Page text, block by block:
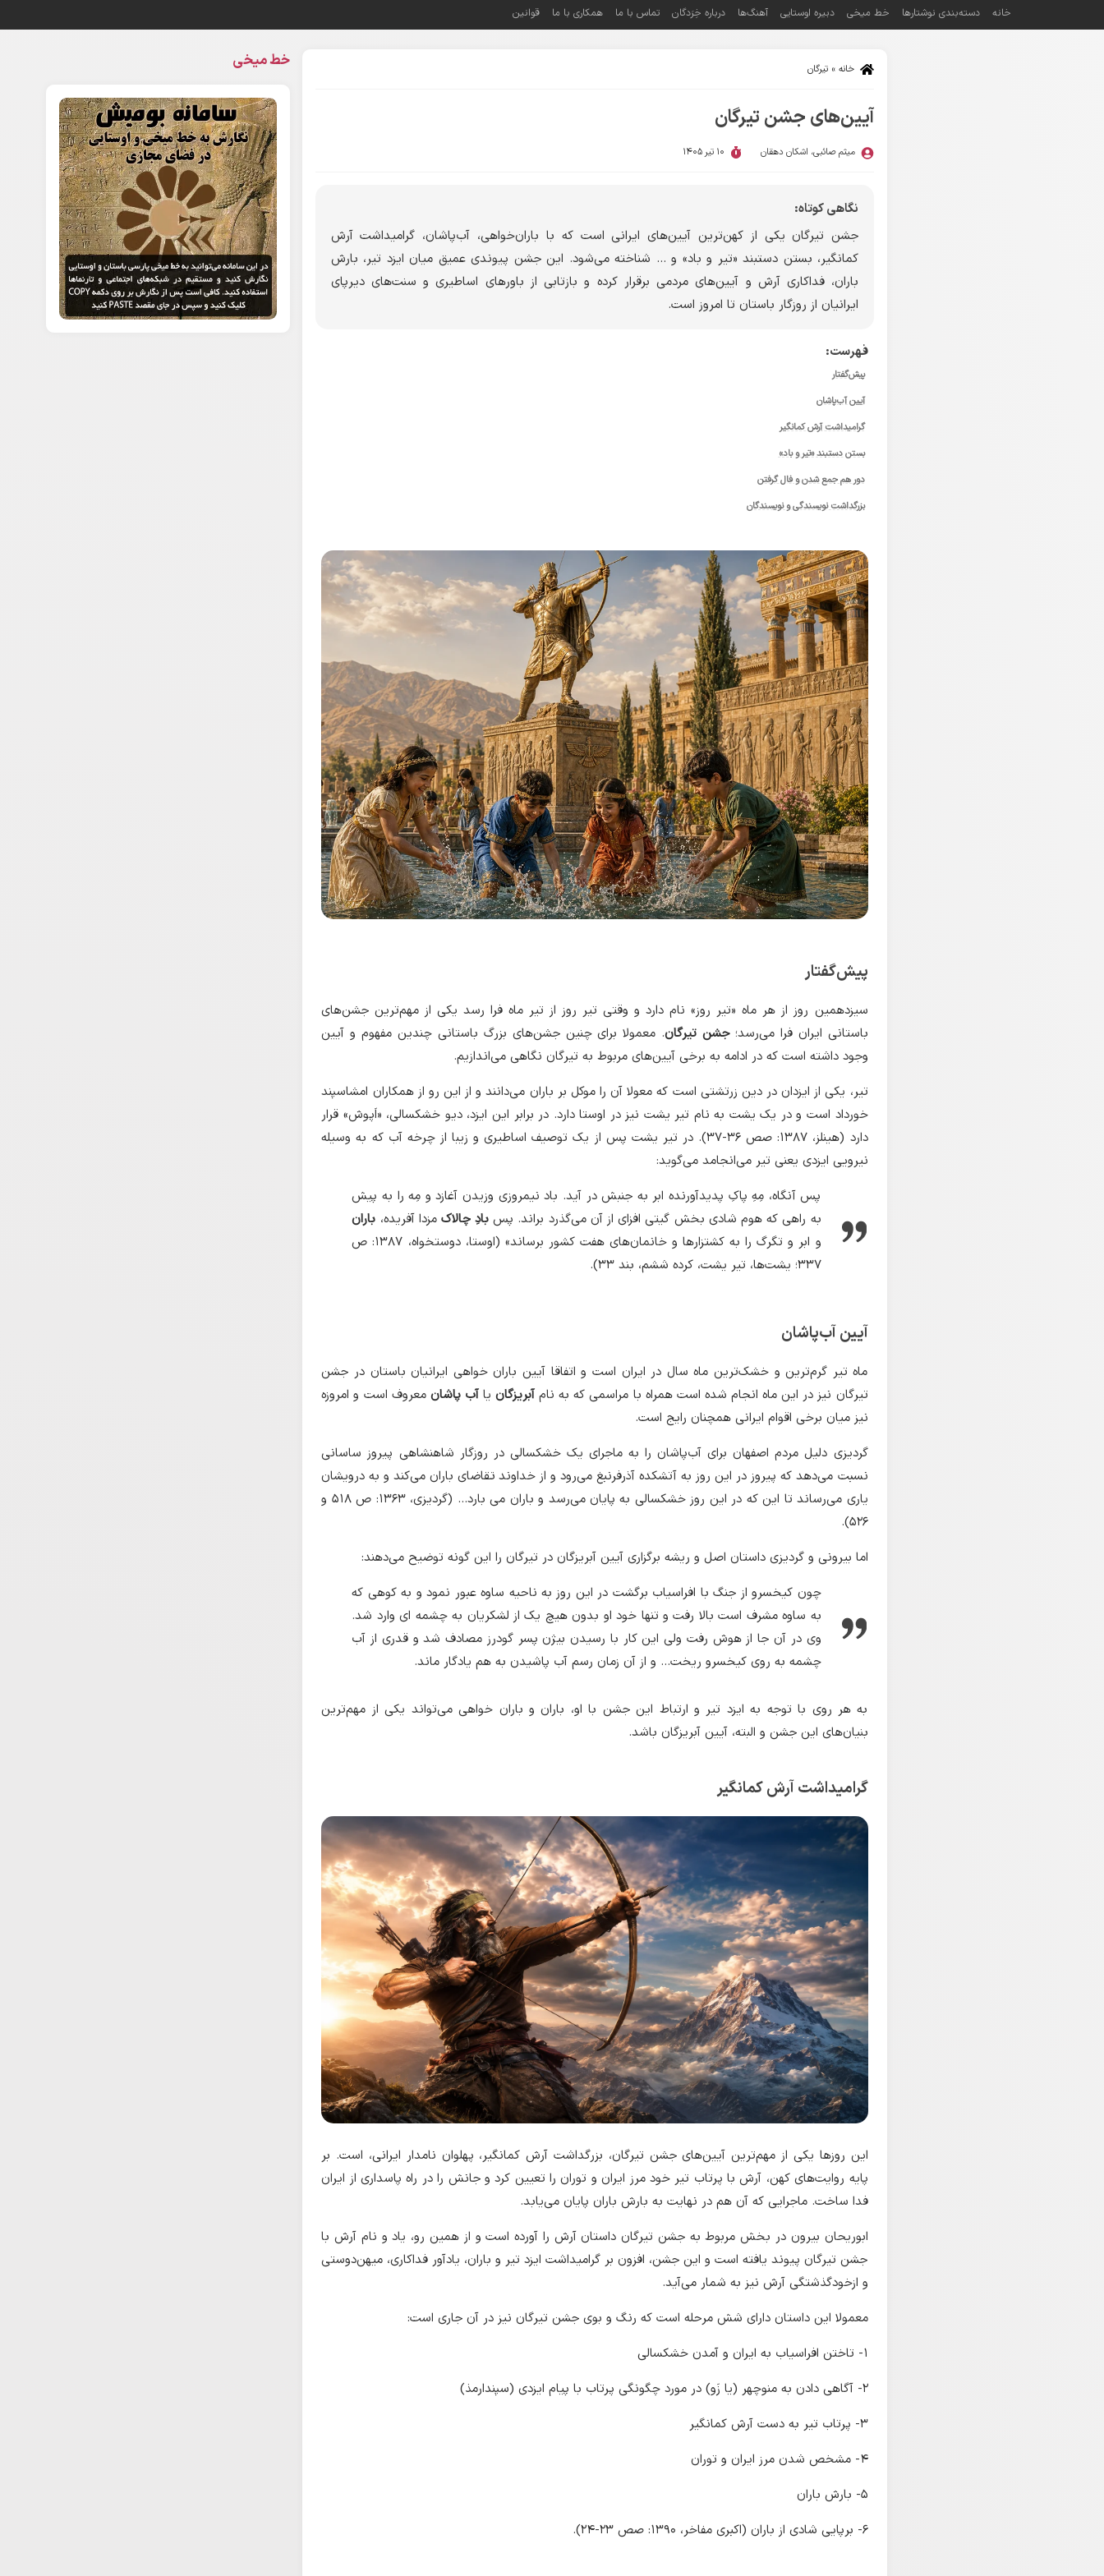
خانه » تیرگان
آیین‌های جشن تیرگان
میثم صائبی، اشکان دهقان 10 تیر 1405
نگاهی کوتاه:
جشن تیرگان یکی از کهن‌ترین آیین‌های ایرانی است که با باران‌خواهی، آب‌پاشان، گرامیداشت آرش
کمانگیر، بستن دستبند «تیر و باد» و ... شناخته می‌شود. این جشن پیوندی عمیق میان ایزد تیر، بارش
باران، فداکاری آرش و آیین‌های مردمی برقرار کرده و بازتابی از باورهای اساطیری و سنت‌های دیرپای
ایرانیان از روزگار باستان تا امروز است.
فهرست:
پیش‌گفتار
آیین آب‌پاشان
گرامیداشت آرش کمانگیر
بستن دستبند «تیر و باد»
دور هم جمع شدن و فال گرفتن
بزرگداشت نویسندگی و نویسندگان
پیش‌گفتار
سیزدهمین روز از هر ماه «تیر روز» نام دارد و وقتی تیر روز از تیر ماه فرا رسد یکی از مهم‌ترین جشن‌های
باستانی ایران فرا می‌رسد؛جشن تیرگان. معمولا برای چنین جشن‌های بزرگ باستانی چندین مفهوم و آیین
وجود داشته است که در ادامه به برخی آیین‌های مربوط به تیرگان نگاهی می‌اندازیم.
تیر، یکی از ایزدان در دین زرتشتی است که معولا آن را موکل بر باران می‌دانند و از این رو از همکاران امشاسپند
خورداد است و در یک یشت به نام تیر یشت نیز در اوستا دارد. در برابر این ایزد، دیو خشکسالی، «اَپوش» قرار
دارد (هینلز، ۱۳۸۷: صص ۳۶-۳۷). در تیر یشت پس از یک توصیف اساطیری و زیبا از چرخه آب که به وسیله
نیرویی ایزدی یعنی تیر می‌انجامد می‌گوید:
پس آنگاه، مِهِ پاکِ پدیدآورنده ابر به جنبش در آید. باد نیمروزی وزیدن آغازد و مِه را به پیش
به راهی که هوم شادی بخش گیتی افزای از آن می‌گذرد براند. پس بادِ چالاکمزدا آفریده، باران
و ابر و تگرگ را به کشتزارها و خانمان‌های هفت کشور برساند» (اوستا، دوستخواه، ۱۳۸۷: ص
۳۳۷؛ یشت‌ها، تیر یشت، کرده ششم، بند ۳۳).
آیین آب‌پاشان
ماه تیر گرم‌ترین و خشک‌ترین ماه سال در ایران است و اتفاقا آیین باران خواهی ایرانیان باستان در جشن
تیرگان نیز در این ماه انجام شده است همراه با مراسمی که به نام آبریزگانیاآب پاشان معروف است و امروزه
نیز میان برخی اقوام ایرانی همچنان رایج است.
گردیزی دلیل مردم اصفهان برای آب‌پاشان را به ماجرای یک خشکسالی در روزگار شاهنشاهی پیروز ساسانی
نسبت می‌دهد که پیروز در این روز به آتشکده آذرفرنبغ می‌رود و از خداوند تقاضای باران می‌کند و به درویشان
یاری می‌رساند تا این که در این روز خشکسالی به پایان می‌رسد و باران می بارد… (گردیزی، ۱۳۶۳: ص ۵۱۸ و
۵۲۶).
اما بیرونی و گردیزی داستان اصل و ریشه برگزاری آیین آبریزگان در تیرگان را این گونه توضیح می‌دهند:
چون کیخسرو از جنگ با افراسیاب برگشت در این روز به ناحیه ساوه عبور نمود و به کوهی که
به ساوه مشرف است بالا رفت و تنها خود او بدون هیچ یک از لشکریان به چشمه ای وارد شد.
وی در آن جا از هوش رفت ولی این کار با رسیدن بیژن پسر گودرز مصادف شد و قدری از آب
چشمه به روی کیخسرو ریخت… و از آن زمان رسم آب پاشیدن به هم یادگار ماند.
به هر روی با توجه به ایزد تیر و ارتباط این جشن با او، باران و باران خواهی می‌تواند یکی از مهم‌ترین
بنیان‌های این جشن و البته، آیین آبریزگان باشد.
گرامیداشت آرش کمانگیر
این روزها یکی از مهم‌ترین آیین‌های جشن تیرگان، بزرگداشت آرش کمانگیر، پهلوان نامدار ایرانی، است. بر
پایه روایت‌های کهن، آرش با پرتاب تیر خود مرز ایران و توران را تعیین کرد و جانش را در راه پاسداری از ایران
فدا ساخت. ماجرایی که آن هم در نهایت به بارش باران پایان می‌یابد.
ابوریحان بیرون در بخش مربوط به جشن تیرگان داستان آرش را آورده است و از همین رو، یاد و نام آرش با
جشن تیرگان پیوند یافته است و این جشن، افزون بر گرامیداشت ایزد تیر و باران، یادآور فداکاری، میهن‌دوستی
و ازخودگذشتگی آرش نیز به شمار می‌آید.
معمولا این داستان دارای شش مرحله است که رنگ و بوی جشن تیرگان نیز در آن جاری است:
۱- تاختن افراسیاب به ایران و آمدن خشکسالی
۲- آگاهی دادن به منوچهر (یا زَو) در مورد چگونگی پرتاب با پیام ایزدی (سپندارمذ)
۳- پرتاب تیر به دست آرش کمانگیر
۴- مشخص شدن مرز ایران و توران
۵- بارش باران
۶- برپایی شادی از باران (اکبری مفاخر، ۱۳۹۰: صص ۲۳-۲۴).
خط میخی
خانه دسته‌بندی نوشتارها خط میخی دبیره اوستایی آهنگ‌ها درباره خِرَدگان تماس با ما همکاری با ما قوانین